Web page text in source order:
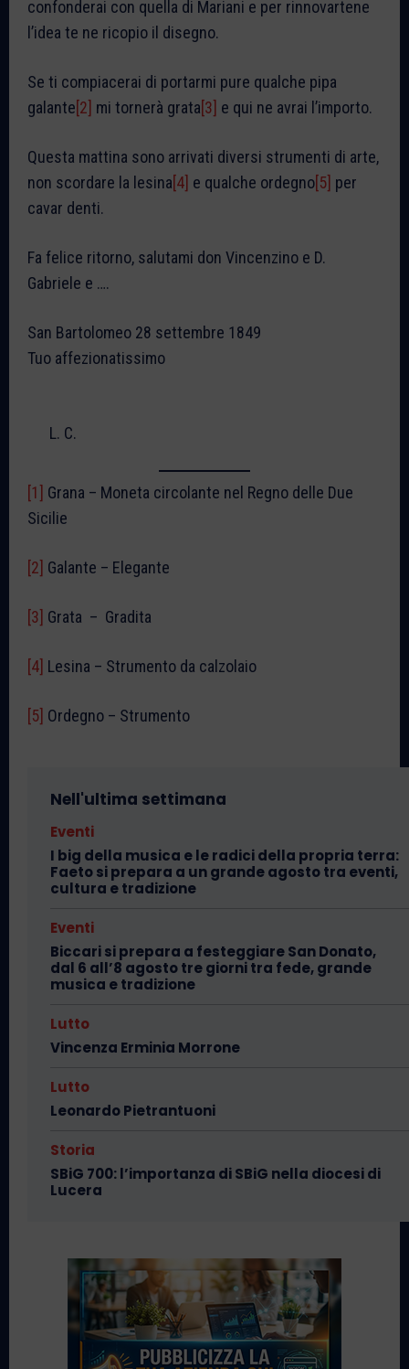
confonderai con quella di Mariani e per rinnovartene
l’idea te ne ricopio il disegno.
Se ti compiacerai di portarmi pure qualche pipa
galante [2] mi tornerà grata [3] e qui ne avrai l’importo.
Questa mattina sono arrivati diversi strumenti di arte,
non scordare la lesina [4] e qualche ordegno [5] per
cavar denti.
Fa felice ritorno, salutami don Vincenzino e D.
Gabriele e ….
San Bartolomeo 28 settembre 1849
Tuo affezionatissimo
L. C.
[1]
Grana – Moneta circolante nel Regno delle Due
Sicilie
[2] Galante – Elegante
[3] Grata – Gradita
[4] Lesina – Strumento da calzolaio
[5] Ordegno – Strumento
Nell'ultima settimana
Eventi
I big della musica e le radici della propria terra:
Faeto si prepara a un grande agosto tra eventi,
cultura e tradizione
Eventi
Biccari si prepara a festeggiare San Donato,
dal 6 all’8 agosto tre giorni tra fede, grande
musica e tradizione
Lutto
Vincenza Erminia Morrone
Lutto
Leonardo Pietrantuoni
Storia
SBiG 700: l’importanza di SBiG nella diocesi di
Lucera